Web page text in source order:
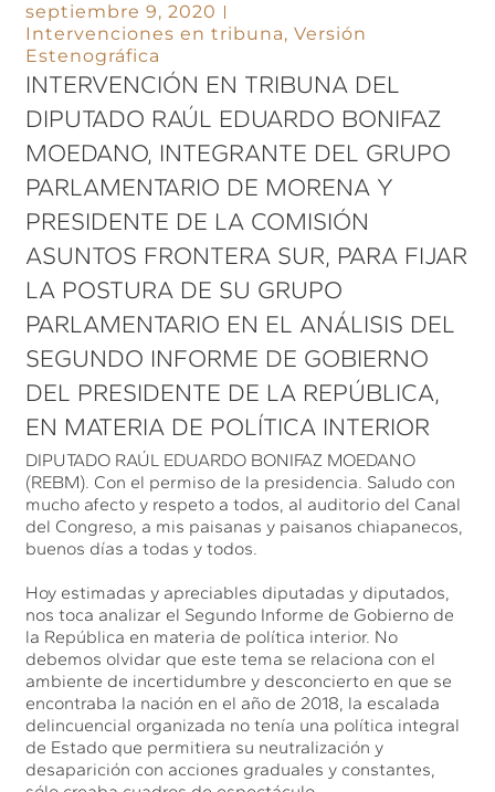
septiembre 9, 2020
Intervenciones en tribuna,Versión
Estenográfica
INTERVENCIÓN EN TRIBUNA DEL
DIPUTADO RAÚL EDUARDO BONIFAZ
MOEDANO, INTEGRANTE DEL GRUPO
PARLAMENTARIO DE MORENA Y
PRESIDENTE DE LA COMISIÓN
ASUNTOS FRONTERA SUR, PARA FIJAR
LA POSTURA DE SU GRUPO
PARLAMENTARIO EN EL ANÁLISIS DEL
SEGUNDO INFORME DE GOBIERNO
DEL PRESIDENTE DE LA REPÚBLICA,
EN MATERIA DE POLÍTICA INTERIOR
DIPUTADO RAÚL EDUARDO BONIFAZ MOEDANO
(REBM). Con el permiso de la presidencia. Saludo con
mucho afecto y respeto a todos, al auditorio del Canal
del Congreso, a mis paisanas y paisanos chiapanecos,
buenos días a todas y todos.
Hoy estimadas y apreciables diputadas y diputados,
nos toca analizar el Segundo Informe de Gobierno de
la República en materia de política interior. No
debemos olvidar que este tema se relaciona con el
ambiente de incertidumbre y desconcierto en que se
encontraba la nación en el año de 2018, la escalada
delincuencial organizada no tenía una política integral
de Estado que permitiera su neutralización y
desaparición con acciones graduales y constantes,